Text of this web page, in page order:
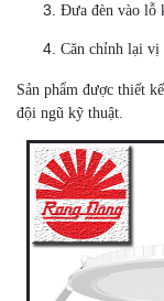
Đưa đèn vào lỗ
Căn chỉnh lại vị
Sản phẩm được thiết
đội ngũ kỹ thuật.